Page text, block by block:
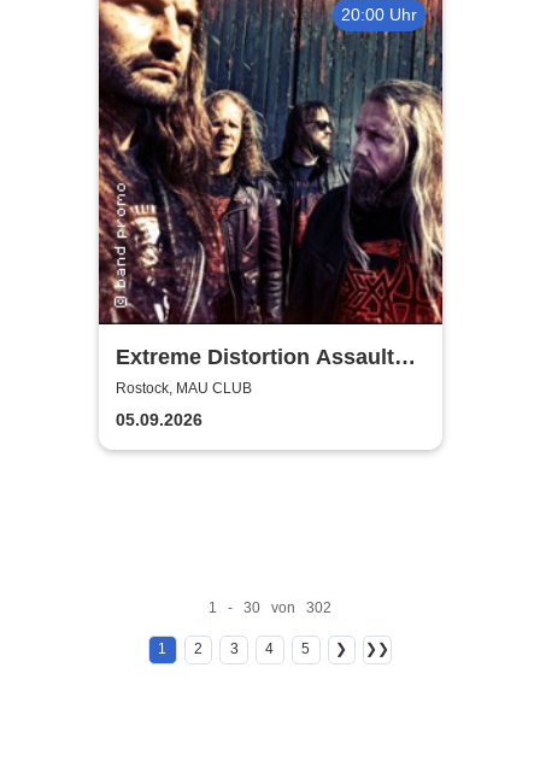
20:00 Uhr
Extreme Distortion Assault
XV
Rostock, MAU CLUB
05.09.2026
1 - 30 von 302
1 2 3 4 5 ❯ ❯❯